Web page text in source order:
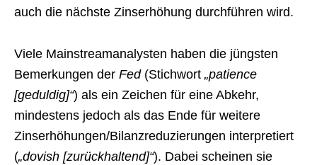
auch die nächste Zinserhöhung durchführen wird.
Viele Mainstreamanalysten haben die jüngsten
Bemerkungen der Fed(Stichwort „patience
[geduldig]“) als ein Zeichen für eine Abkehr,
mindestens jedoch als das Ende für weitere
Zinserhöhungen/Bilanzreduzierungen interpretiert
(„dovish [zurückhaltend]“). Dabei scheinen sie